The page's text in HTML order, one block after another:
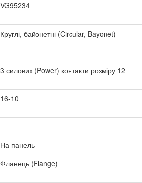
VG95234
Круглі, байонетні (Circular, Bayonet)
-
3 силових (Power) контакти розміру 12
16-10
-
На панель
Фланець (Flange)